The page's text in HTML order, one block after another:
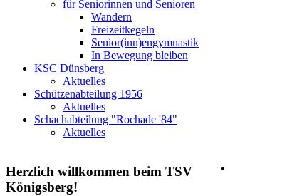
für Seniorinnen und Senioren
Wandern
Freizeitkegeln
Senior(inn)engymnastik
In Bewegung bleiben
KSC Dünsberg
Aktuelles
Schützenabteilung 1956
Aktuelles
Schachabteilung "Rochade '84"
Aktuelles
Herzlich willkommen beim TSV
Königsberg!